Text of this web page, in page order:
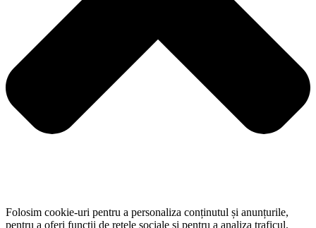
Folosim cookie-uri pentru a personaliza conținutul și anunțurile,
pentru a oferi funcții de rețele sociale și pentru a analiza traficul.